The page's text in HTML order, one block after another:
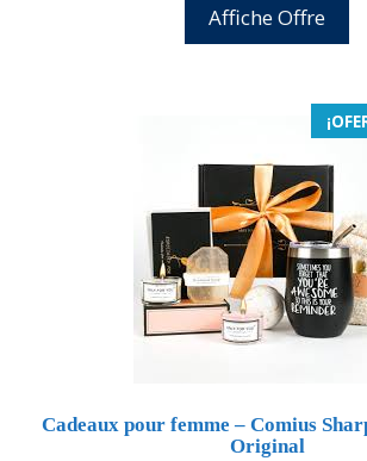
Affiche Offre
Cadeaux pour femme – Comius
Original